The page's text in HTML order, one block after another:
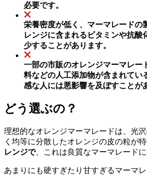
必要です。
栄養密度が低く、マーマレードの
レンジに含まれるビタミンや抗酸
少することがあります。
一部の市販のオレンジマーマレー
料などの人工添加物が含まれてい
感な人には悪影響を及ぼすことが
どう選ぶの？
理想的なオレンジマーマレードは、光
く均等に分散したオレンジの皮の粒が特
レンジで、これは良質なマーマレードに
あまりにも硬すぎたり甘すぎるマーマ